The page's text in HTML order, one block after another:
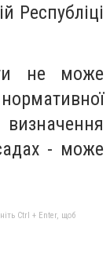
Республіці
не може
- може
Ctrl + Enter, щоб